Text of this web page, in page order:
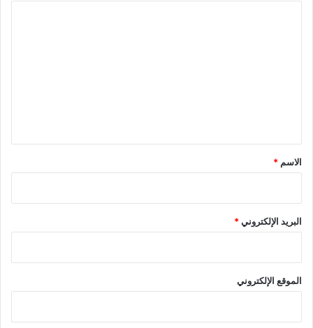
*
الاسم *
البريد الإلكتروني*
الموقع الإلكتروني